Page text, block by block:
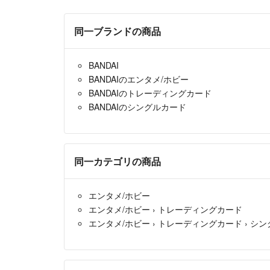
同一ブランドの商品
BANDAI
BANDAIのエンタメ/ホビー
BANDAIのトレーディングカード
BANDAIのシングルカード
同一カテゴリの商品
エンタメ/ホビー
エンタメ/ホビー › トレーディングカード
エンタメ/ホビー › トレーディングカード › シン